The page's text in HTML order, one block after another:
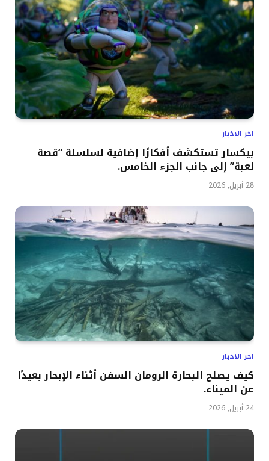
اخر الاخبار
بيكسار تستكشف أفكارًا إضافية لسلسلة “قصة
لعبة” إلى جانب الجزء الخامس.
28 أبريل, 2026
اخر الاخبار
كيف يصلح البحارة الرومان السفن أثناء الإبحار بعيدًا
عن الميناء.
24 أبريل, 2026